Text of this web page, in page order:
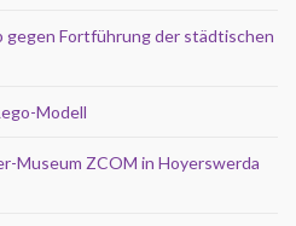
Fortführung der städtischen
Modell
Museum ZCOM in Hoyerswerda